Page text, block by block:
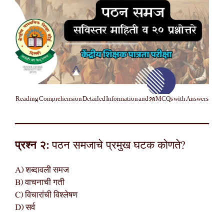
Reading Comprehension Detailed Information and 20 MCQs with Answers
प्रश्न २:पठन समजाचे प्रमुख घटक कोणते?
A) शब्दावली समज
B) वाचनाची गती
C) विचारांची विश्लेषण
D) सर्व